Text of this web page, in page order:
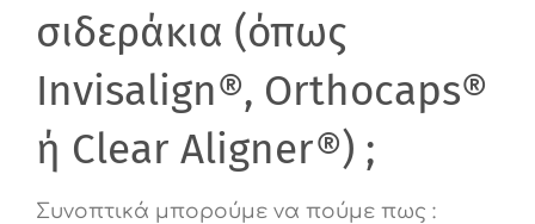
σιδεράκια (όπως
Invisalign®, Orthocaps®
ή Clear Aligner®) ;
Συνοπτικά μπορούμε να πούμε πως :